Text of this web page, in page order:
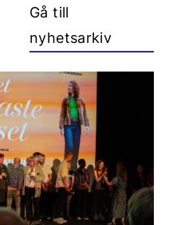
Gå till
nyhetsarkiv